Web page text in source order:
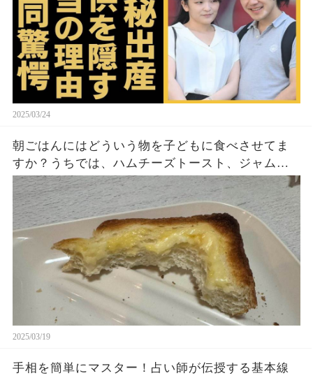
2025/03/24
朝ごはんにはどういう物を子どもに食べさせてま
すか？うちでは、ハムチーズトースト、ジャムト
ースト、ピーナッツバタートーストをよく作りま
す。やっぱこんなんダメよね…
2025/03/19
手相を簡単にマスター！占い師が伝授する基本線